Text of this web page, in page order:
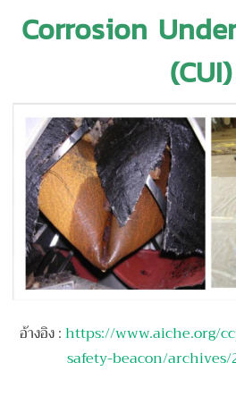
Corrosion
(CUI)
อ้างอิง :https://www.aiche.org/
safety-beacon/